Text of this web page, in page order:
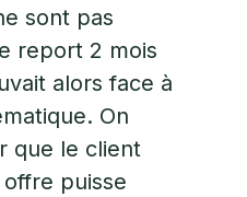
sont pas
report 2 mois
alors face à
On
que le client
puisse